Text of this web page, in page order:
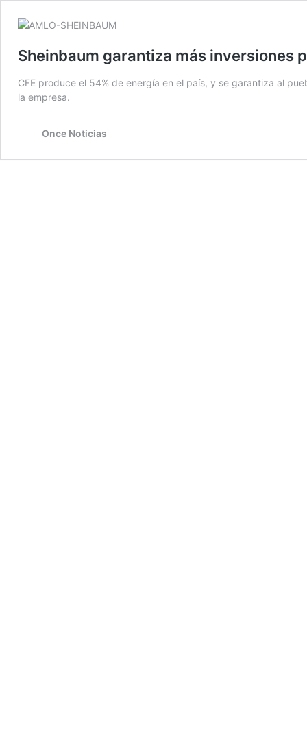
Sheinbaum garantiza más inversiones
CFE produce el 54% de energía en el país, y se garantiza al
la empresa.
Once Noticias